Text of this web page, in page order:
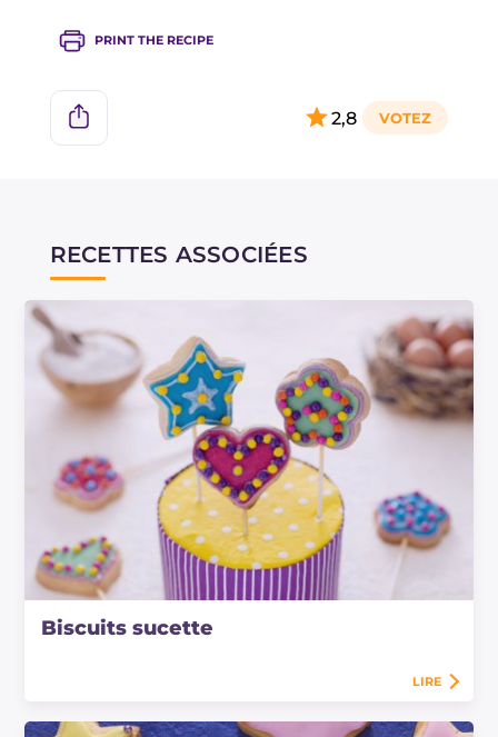
PRINT THE RECIPE
2,8
RECETTES ASSOCIÉES
Biscuits sucette
LIRE